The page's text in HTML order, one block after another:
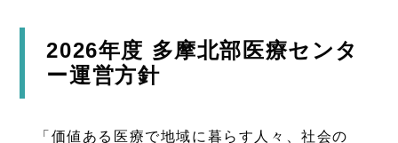
2026年度 多摩北部医療センタ
ー運営方針
「価値ある医療で地域に暮らす人々、社会の